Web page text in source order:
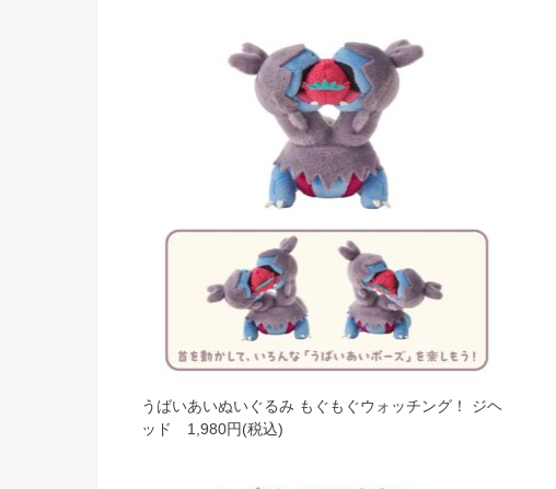
うばいあいぬいぐるみ もぐもぐウォッチング！ ジヘ
ッド 1,980円(税込)